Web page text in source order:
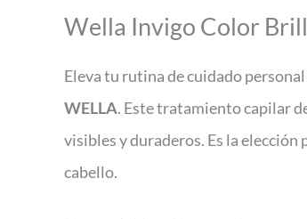
Wella Invigo Color
Eleva tu rutina de cuidado personal
WELLA. Este tratamiento capilar
visibles y duraderos. Es la
cabello.